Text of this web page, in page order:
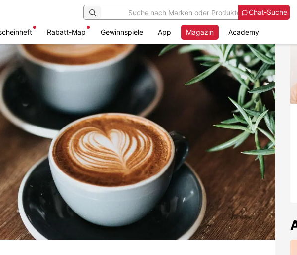
Chat-Suche
Rabatt-Map Gewinnspiele App Magazin Academy